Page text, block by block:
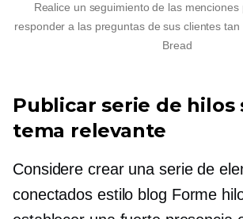
Realice un seguimiento de las menciones
responder a las preguntas de sus clientes
Bread
Publicar serie de hilos
tema relevante
Considere crear una serie de
conectados estilo blog Forme